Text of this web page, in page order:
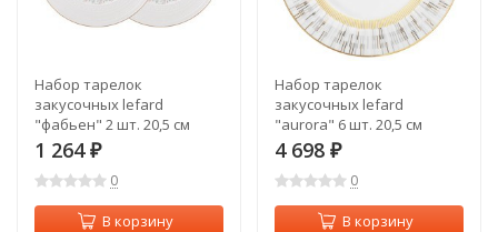
Набор тарелок
закусочных lefard
"фабьен" 2 шт. 20,5 см
Lefard (760-771)
1 264 ₽
0
В корзину
Набор тарелок
закусочных lefard
"aurora" 6 шт. 20,5 см
Lefard (440-272)
4 698 ₽
0
В корзину